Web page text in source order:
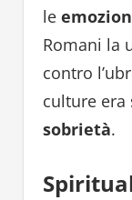
le
Romani la
contro
culture
sobrietà.